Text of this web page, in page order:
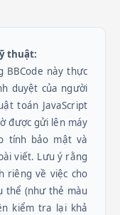
thuật:
BBCode này thực
duyệt của người
toán JavaScript
được gửi lên máy
tính bảo mật và
viết. Lưu ý rằng
riêng về việc cho
thể (như thẻ màu
kiểm tra lại khả